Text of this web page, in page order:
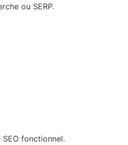
ou SERP.
fonctionnel.